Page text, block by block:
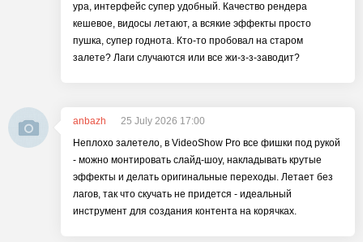
ура, интерфейс супер удобный. Качество рендера
кешевое, видосы летают, а всякие эффекты просто
пушка, супер годнота. Кто-то пробовал на старом
залете? Лаги случаются или все жи-з-з-заводит?
anbazh
25 July 2026 17:00
Неплохо залетело, в VideoShow Pro все фишки под рукой
- можно монтировать слайд-шоу, накладывать крутые
эффекты и делать оригинальные переходы. Летает без
лагов, так что скучать не придется - идеальный
инструмент для создания контента на корячках.